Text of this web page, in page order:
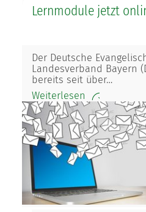
Lernmodule jetzt
Der Deutsche
Landesverband Bayern
bereits seit über…
Weiterlesen